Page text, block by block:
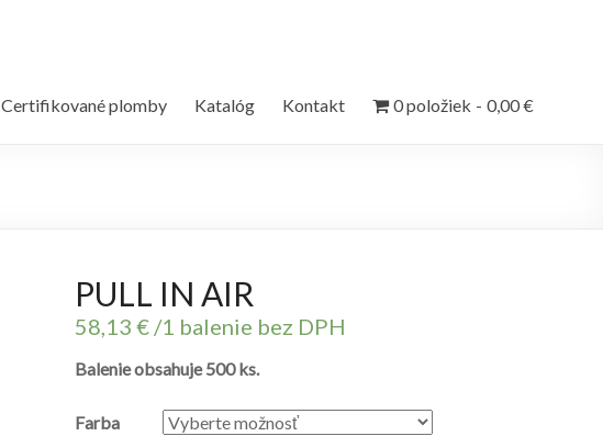
Certifikované plomby Katalóg Kontakt 0 položiek 0,00 €
PULL IN AIR
58,13 € /1 balenie bez DPH
Balenie obsahuje 500 ks.
Farba